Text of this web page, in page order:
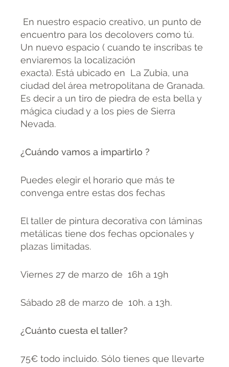
En nuestro espacio creativo, un punto de
encuentro para los decolovers como tú.
Un nuevo espacio ( cuando te inscribas te
enviaremos la localización
exacta). Está ubicado en La Zubia, una
ciudad del área metropolitana de Granada.
Es decir a un tiro de piedra de esta bella y
mágica ciudad y a los pies de Sierra
Nevada.
¿Cuándo vamos a impartirlo ?
Puedes elegir el horario que más te
convenga entre estas dos fechas
El taller de pintura decorativa con láminas
metálicas tiene dos fechas opcionales y
plazas limitadas.
Viernes 27 de marzo de 16h a 19h
Sábado 28 de marzo de 10h. a 13h.
¿Cuánto cuesta el taller?
75€ todo incluido. Sólo tienes que llevarte